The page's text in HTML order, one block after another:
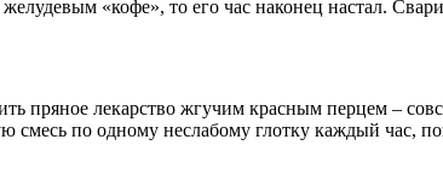
«кофе», то его час наконец настал.
пряное лекарство жгучим красным перцем –
по одному неслабому глотку каждый час,